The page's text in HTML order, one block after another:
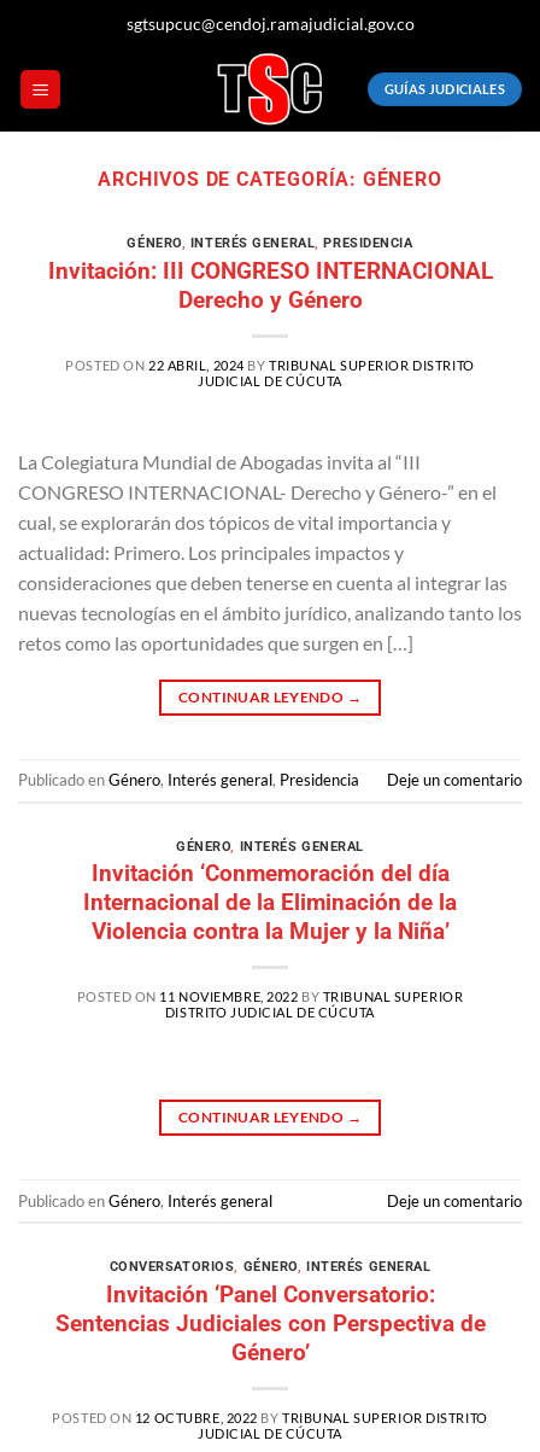
contenido
sgtsupcuc@cendoj.ramajudicial.gov.co
GUÍAS JUDICIALES
ARCHIVOS DE CATEGORÍA: GÉNERO
GÉNERO, INTERÉS GENERAL,PRESIDENCIA
Invitación: III CONGRESO INTERNACIONAL
Derecho y Género
POSTED ON 22 ABRIL, 2024 BYTRIBUNAL SUPERIOR DISTRITO
JUDICIAL DE CÚCUTA
La Colegiatura Mundial de Abogadas invita al “III
CONGRESO INTERNACIONAL- Derecho y Género-” en el
cual, se explorarán dos tópicos de vital importancia y
actualidad: Primero. Los principales impactos y
consideraciones que deben tenerse en cuenta al integrar las
nuevas tecnologías en el ámbito jurídico, analizando tanto los
retos como las oportunidades que surgen en […]
CONTINUAR LEYENDO →
Publicado enGénero, Interés general, Presidencia Deje un comentario
GÉNERO, INTERÉS GENERAL
Invitación ‘Conmemoración del día
Internacional de la Eliminación de la
Violencia contra la Mujer y la Niña’
POSTED ON 11 NOVIEMBRE, 2022 BY TRIBUNAL SUPERIOR
DISTRITO JUDICIAL DE CÚCUTA
CONTINUAR LEYENDO →
Publicado enGénero, Interés general Deje un comentario
CONVERSATORIOS, GÉNERO, INTERÉS GENERAL
Invitación ‘Panel Conversatorio:
Sentencias Judiciales con Perspectiva de
Género’
POSTED ON 12 OCTUBRE, 2022 BYTRIBUNAL SUPERIOR DISTRITO
JUDICIAL DE CÚCUTA